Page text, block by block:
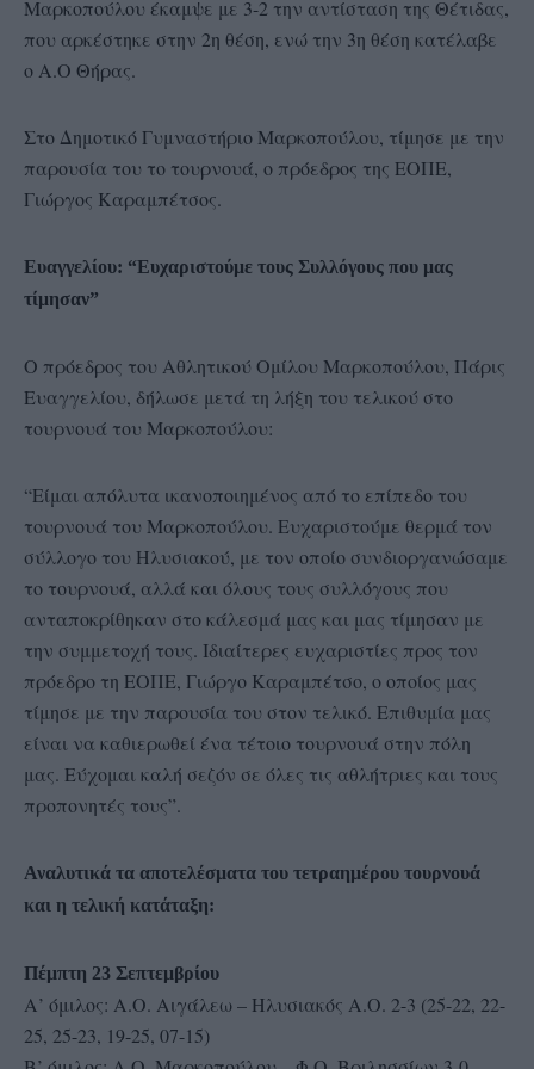
Μαρκοπούλου έκαμψε με 3-2 την αντίσταση της Θέτιδας,
που αρκέστηκε στην 2η θέση, ενώ την 3η θέση κατέλαβε
ο Α.Ο Θήρας.
Στο Δημοτικό Γυμναστήριο Μαρκοπούλου, τίμησε με την
παρουσία του το τουρνουά, ο πρόεδρος της ΕΟΠΕ,
Γιώργος Καραμπέτσος.
Ευαγγελίου: “Ευχαριστούμε τους Συλλόγους που μας
τίμησαν”
Ο πρόεδρος του Αθλητικού Ομίλου Μαρκοπούλου, Πάρις
Ευαγγελίου, δήλωσε μετά τη λήξη του τελικού στο
τουρνουά του Μαρκοπούλου:
“Είμαι απόλυτα ικανοποιημένος από το επίπεδο του
τουρνουά του Μαρκοπούλου. Ευχαριστούμε θερμά τον
σύλλογο του Ηλυσιακού, με τον οποίο συνδιοργανώσαμε
το τουρνουά, αλλά και όλους τους συλλόγους που
ανταποκρίθηκαν στο κάλεσμά μας και μας τίμησαν με
την συμμετοχή τους. Ιδιαίτερες ευχαριστίες προς τον
πρόεδρο τη ΕΟΠΕ, Γιώργο Καραμπέτσο, ο οποίος μας
τίμησε με την παρουσία του στον τελικό. Επιθυμία μας
είναι να καθιερωθεί ένα τέτοιο τουρνουά στην πόλη
μας. Εύχομαι καλή σεζόν σε όλες τις αθλήτριες και τους
προπονητές τους”.
Αναλυτικά τα αποτελέσματα του τετραημέρου τουρνουά
και η τελική κατάταξη:
Πέμπτη 23 Σεπτεμβρίου
Α’ όμιλος: Α.Ο. Αιγάλεω – Ηλυσιακός Α.Ο. 2-3 (25-22, 22-
25, 25-23, 19-25, 07-15)